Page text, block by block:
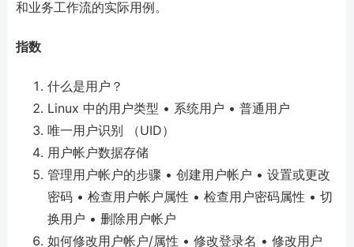
和业务工作流的实际用例。
指数
什么是用户？
Linux 中的用户类型 • 系统用户 • 普通用户
唯一用户识别 （UID）
用户帐户数据存储
管理用户帐户的步骤 • 创建用户帐户 • 设置或更改
密码 • 检查用户帐户属性 • 检查用户密码属性 • 切
换用户 • 删除用户帐户
如何修改用户帐户/属性 • 修改登录名 • 修改用户